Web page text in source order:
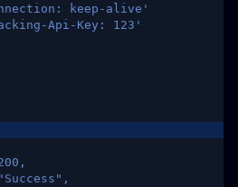
keep-alive'
Api-Key: 123'